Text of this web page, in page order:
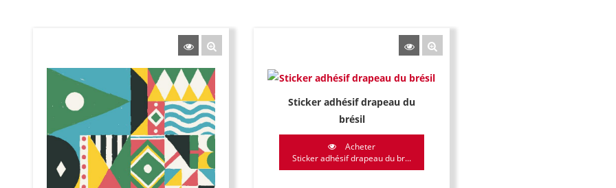
Sticker adhésif drapeau du
brésil
Acheter
Sticker adhésif drapeau du br...